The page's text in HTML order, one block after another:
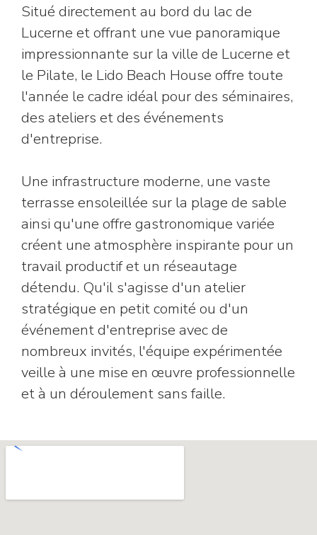
Situé directement au bord du lac de
Lucerne et offrant une vue panoramique
impressionnante sur la ville de Lucerne et
le Pilate, le Lido Beach House offre toute
l'année le cadre idéal pour des séminaires,
des ateliers et des événements
d'entreprise.
Une infrastructure moderne, une vaste
terrasse ensoleillée sur la plage de sable
ainsi qu'une offre gastronomique variée
créent une atmosphère inspirante pour un
travail productif et un réseautage
détendu. Qu'il s'agisse d'un atelier
stratégique en petit comité ou d'un
événement d'entreprise avec de
nombreux invités, l'équipe expérimentée
veille à une mise en œuvre professionnelle
et à un déroulement sans faille.